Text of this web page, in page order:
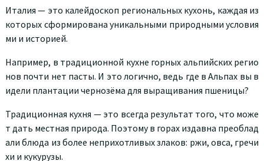
Италия — это калейдоскоп региональных кухонь, каждая из
которых сформирована уникальными природными условия
ми и историей.
Например, в традиционной кухне горных альпийских регио
нов почти нет пасты. И это логично, ведь где в Альпах вы в
идели плантации чернозёма для выращивания пшеницы?
Традиционная кухня — это всегда результат того, что може
т дать местная природа. Поэтому в горах издавна преоблад
али блюда из более неприхотливых злаков: ржи, овса, гречи
хи и кукурузы.